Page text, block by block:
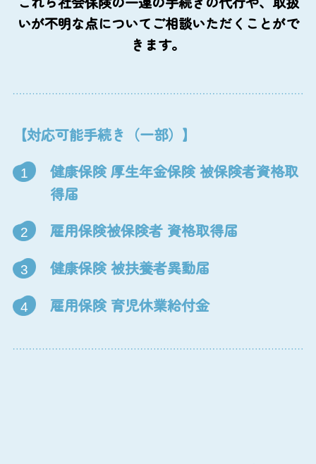
いが不明な点についてご相談いただくことがで
きます。
【対応可能手続き（一部）】
1
健康保険 厚生年金保険 被保険者資格取
得届
2 雇用保険被保険者 資格取得届
3 健康保険 被扶養者異動届
4 雇用保険 育児休業給付金